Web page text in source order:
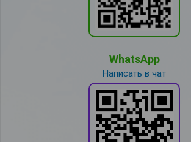
WhatsApp
Написать в чат